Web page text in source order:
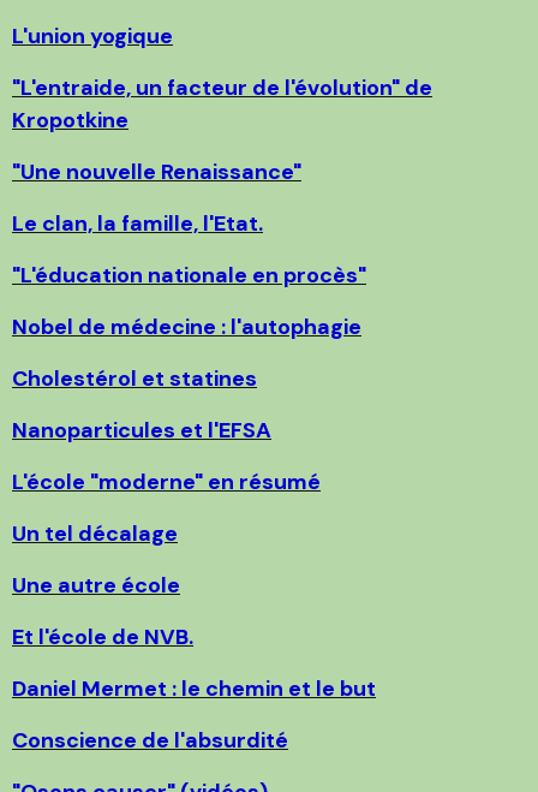
L'union yogique
"L'entraide, un facteur de l'évolution" de
Kropotkine
"Une nouvelle Renaissance"
Le clan, la famille, l'Etat.
"L'éducation nationale en procès"
Nobel de médecine : l'autophagie
Cholestérol et statines
Nanoparticules et l'EFSA
L'école "moderne" en résumé
Un tel décalage
Une autre école
Et l'école de NVB.
Daniel Mermet : le chemin et le but
Conscience de l'absurdité